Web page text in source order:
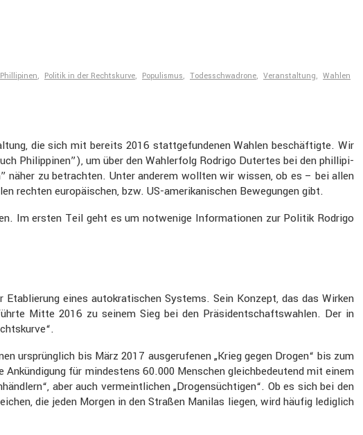
Phillipinen, Politik in der Rechtskurve, Populismus, Todesschwadrone, Veranstaltung, Wahlen
die sich mit bereits 2016 statt­ge­fun­denen Wahlen beschäf­tigte. Wir
Philip­pinen”), um über den Wahler­folg Rodrigo Dutertes bei den philli­pi­
näher zu betrachten. Unter anderem wollten wir wissen, ob es – bei allen
rechten europäi­schen, bzw. US-ameri­ka­ni­schen Bewegungen gibt.
Im ersten Teil geht es um notwe­nige Infor­ma­tionen zur Politik Rodrigo
eines autokra­ti­schen Systems. Sein Konzept, das das Wirken
Mitte 2016 zu seinem Sieg bei den Präsi­dent­schafts­wahlen. Der in
ursprüng­lich bis März 2017 ausge­ru­fenen „Krieg gegen Drogen“ bis zum
für mindes­tens 60.000 Menschen gleich­be­deu­tend mit einem
aber auch vermeint­li­chen „Drogen­süch­tigen“. Ob es sich bei den
die jeden Morgen in den Straßen Manilas liegen, wird häufig ledig­lich